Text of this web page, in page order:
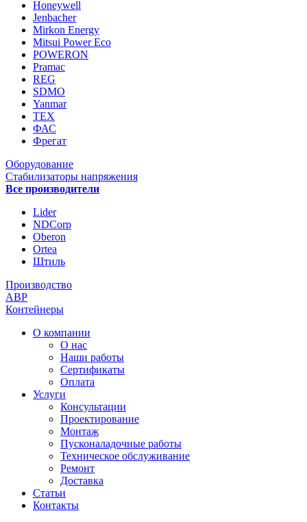
Honeywell
Jenbacher
Mirkon Energy
Mitsui Power Eco
POWERON
Pramac
REG
SDMO
Yanmar
ТЕХ
ФАС
Фрегат
Оборудование
Стабилизаторы напряжения
Все производители
Lider
NDCorp
Oberon
Ortea
Штиль
Производство
АВР
Контейнеры
О компании
О нас
Наши работы
Сертификаты
Оплата
Услуги
Консультации
Проектирование
Монтаж
Пусконаладочные работы
Техническое обслуживание
Ремонт
Доставка
Статьи
Контакты